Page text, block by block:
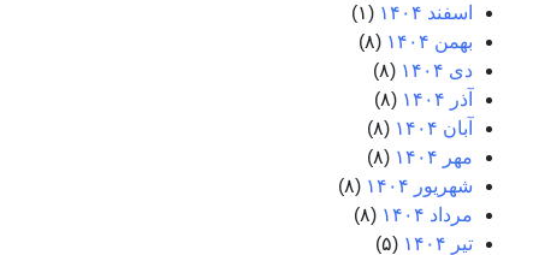
اسفند ۱۴۰۴
(۱)
بهمن ۱۴۰۴
(۸)
دی ۱۴۰۴
(۸)
آذر ۱۴۰۴
(۸)
آبان ۱۴۰۴
(۸)
مهر ۱۴۰۴
(۸)
شهریور ۱۴۰۴
(۸)
مرداد ۱۴۰۴
(۸)
تیر ۱۴۰۴
(۵)